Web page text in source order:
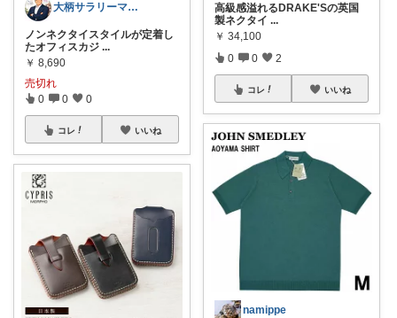
大柄サラリーマンの装い部屋
ノンネクタイスタイルが定着し
たオフィスカジ ...
￥ 8,690
売切れ
0 0 0
コレ いいね
高級感溢れるDRAKE'Sの英国
製ネクタイ ...
￥ 34,100
0 0 2
コレ いいね
namippe